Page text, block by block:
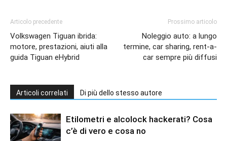
Articolo precedente
Volkswagen Tiguan ibrida:
motore, prestazioni, aiuti alla
guida Tiguan eHybrid
Prossimo articolo
Noleggio auto: a lungo
termine, car sharing, rent-a-
car sempre più diffusi
Articoli correlati Di più dello stesso autore
Etilometri e alcolock hackerati? Cosa
c’è di vero e cosa no